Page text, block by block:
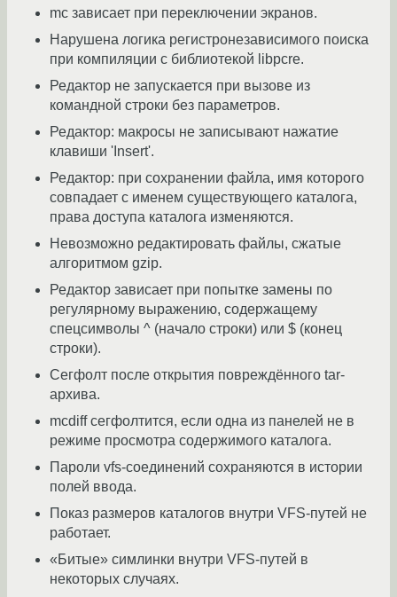
mc зависает при переключении экранов.
Нарушена логика регистронезависимого поиска
при компиляции с библиотекой libpcre.
Редактор не запускается при вызове из
командной строки без параметров.
Редактор: макросы не записывают нажатие
клавиши 'Insert'.
Редактор: при сохранении файла, имя которого
совпадает с именем существующего каталога,
права доступа каталога изменяются.
Невозможно редактировать файлы, сжатые
алгоритмом gzip.
Редактор зависает при попытке замены по
регулярному выражению, содержащему
спецсимволы ^ (начало строки) или $ (конец
строки).
Сегфолт после открытия повреждённого tar-
архива.
mcdiff сегфолтится, если одна из панелей не в
режиме просмотра содержимого каталога.
Пароли vfs-соединений сохраняются в истории
полей ввода.
Показ размеров каталогов внутри VFS-путей не
работает.
«Битые» симлинки внутри VFS-путей в
некоторых случаях.